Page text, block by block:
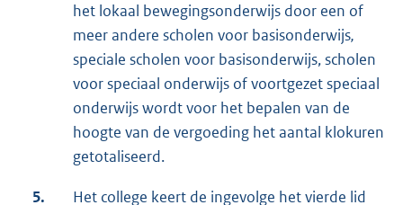
het lokaal bewegingsonderwijs door een of
meer andere scholen voor basisonderwijs,
speciale scholen voor basisonderwijs, scholen
voor speciaal onderwijs of voortgezet speciaal
onderwijs wordt voor het bepalen van de
hoogte van de vergoeding het aantal klokuren
getotaliseerd.
5.
Het college keert de ingevolge het vierde lid